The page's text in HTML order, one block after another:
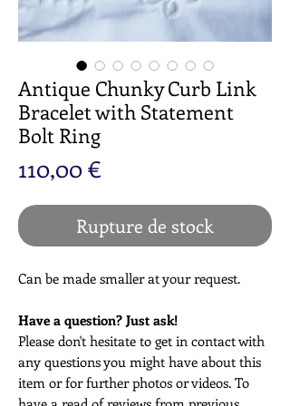
Antique Chunky Curb Link
Bracelet with Statement
Bolt Ring
110,00 €
Rupture de stock
Can be made smaller at your request.
Have a question? Just ask!
Please don't hesitate to get in contact with
any questions you might have about this
item or for further photos or videos. To